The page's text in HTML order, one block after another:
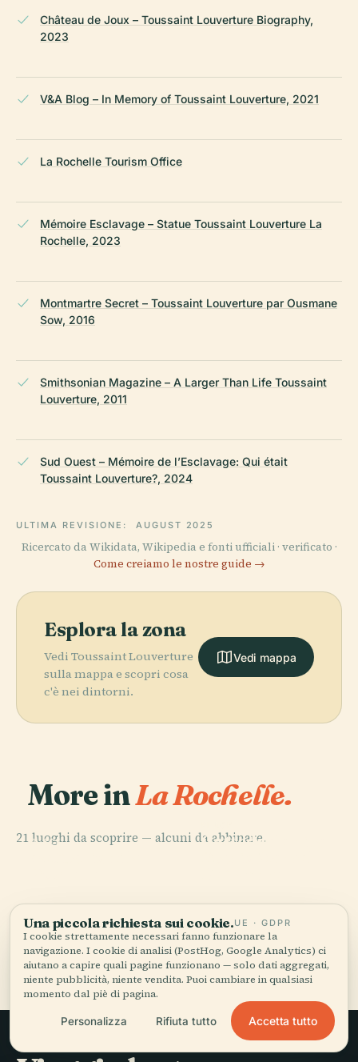
Château de Joux – Toussaint Louverture Biography,
2023
V&A Blog – In Memory of Toussaint Louverture, 2021
La Rochelle Tourism Office
Mémoire Esclavage – Statue Toussaint Louverture La
Rochelle, 2023
Montmartre Secret – Toussaint Louverture par Ousmane
Sow, 2016
Smithsonian Magazine – A Larger Than Life Toussaint
Louverture, 2011
Sud Ouest – Mémoire de l’Esclavage: Qui était
Toussaint Louverture?, 2024
ULTIMA REVISIONE: AUGUST 2025
Ricercato da Wikidata, Wikipedia e fonti ufficiali · verificato ·
Come creiamo le nostre guide →
Esplora la zona
Vedi Toussaint Louverture
sulla mappa e scopri cosa
c'è nei dintorni.
Vedi mappa
More inLa Rochelle.
21 luoghi da scoprire — alcuni da abbinare.
PLACE
Cattedrale di la
PLACE PLACE
Tutti i 21 luoghi di La Rochelle
Una piccola richiesta sui cookie.UE · GDPR
I cookie strettamente necessari fanno funzionare la
navigazione. I cookie di analisi (PostHog, Google Analytics) ci
aiutano a capire quali pagine funzionano — solo dati aggregati,
niente pubblicità, niente vendita. Puoi cambiare in qualsiasi
momento dal piè di pagina.
Personalizza Rifiuta tutto Accetta tutto